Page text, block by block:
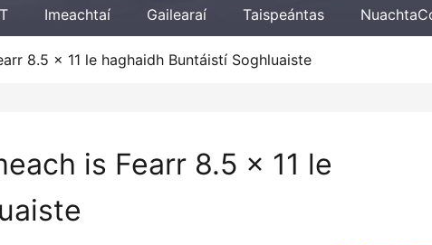
Imeachtaí Gailearaí Taispeántas
8.5 x 11 le haghaidh Buntáistí Soghluaiste
is Fearr 8.5 x 11 le